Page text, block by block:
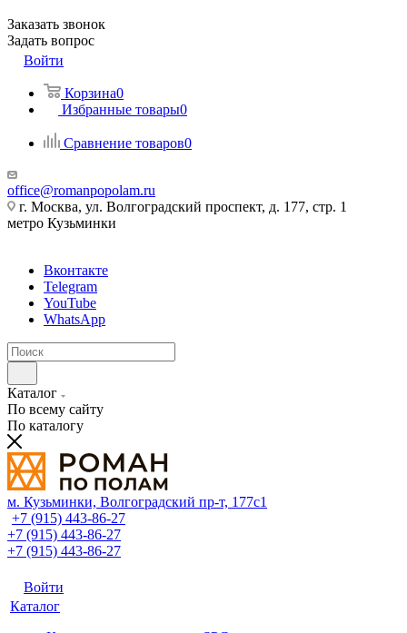
Заказать звонок
Задать вопрос
Войти
Корзина0
Избранные товары0
Сравнение товаров0
office@romanpopolam.ru
г. Москва, ул. Волгоградский проспект, д. 177, стр. 1
метро Кузьминки
Вконтакте
Telegram
YouTube
WhatsApp
Каталог
По всему сайту
По каталогу
м. Кузьминки, Волгоградский пр‑т, 177с1
+7 (915) 443-86-27
+7 (915) 443-86-27
+7 (915) 443-86-27
Войти
Каталог